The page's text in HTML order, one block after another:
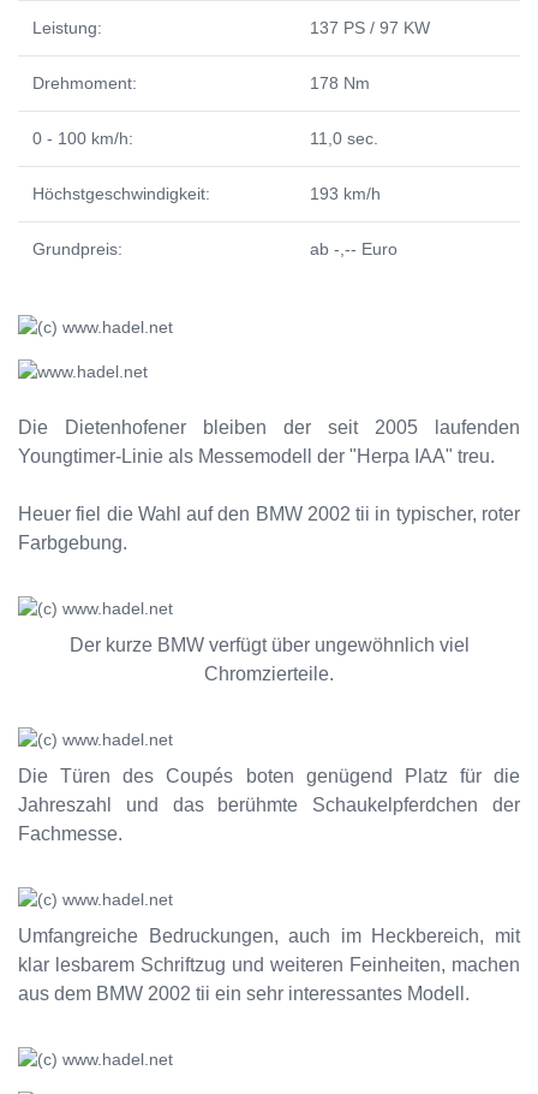
Leistung: 137 PS / 97 KW
Drehmoment: 178 Nm
0 - 100 km/h: 11,0 sec.
Höchstgeschwindigkeit: 193 km/h
Grundpreis: ab -,-- Euro
Die Dietenhofener bleiben der seit 2005 laufenden
Youngtimer-Linie als Messemodell der "Herpa IAA" treu.
Heuer fiel die Wahl auf den BMW 2002 tii in typischer, roter
Farbgebung.
Der kurze BMW verfügt über ungewöhnlich viel
Chromzierteile.
Die Türen des Coupés boten genügend Platz für die
Jahreszahl und das berühmte Schaukelpferdchen der
Fachmesse.
Umfangreiche Bedruckungen, auch im Heckbereich, mit
klar lesbarem Schriftzug und weiteren Feinheiten, machen
aus dem BMW 2002 tii ein sehr interessantes Modell.